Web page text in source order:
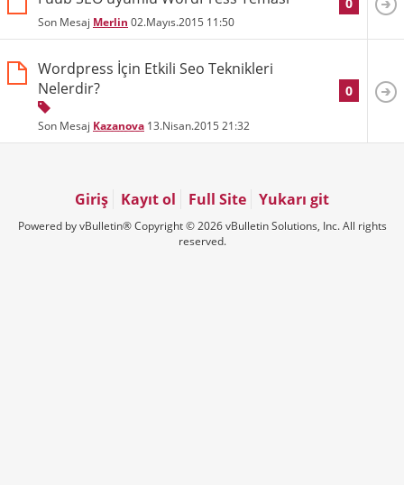
Son Mesaj Merlin 02.Mayıs.2015 11:50
Wordpress İçin Etkili Seo Teknikleri
Nelerdir?
Son Mesaj Kazanova 13.Nisan.2015 21:32
0
Giriş Kayıt ol Full Site Yukarı git
Powered by vBulletin® Copyright © 2026 vBulletin Solutions, Inc. All rights
reserved.